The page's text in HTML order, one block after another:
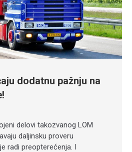
dodatnu pažnju na
delovi takozvanog LOM
daljinsku proveru
radi preopterećenja. I